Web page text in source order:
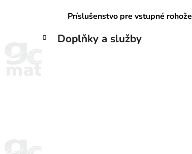
Príslušenstvo pre vstupné rohože
Doplňky a služby